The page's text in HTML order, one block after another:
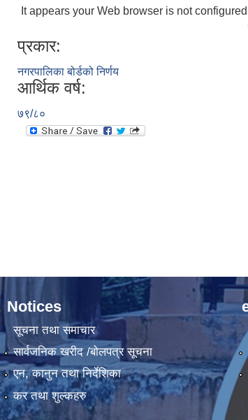
It appears your Web browser is not
प्रकार:
नगरपालिका बोर्डको निर्णय
आर्थिक वर्ष:
७९/८०
Notices
सूचना तथा समाचार
सार्वजनिक खरीद /बोलपत्र सूचना
एन, कानुन तथा निर्देशिका
कर तथा शुल्कहरु